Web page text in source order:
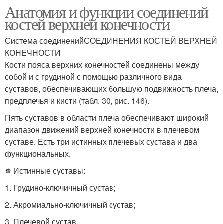
Анатомия и функции соединений
костей верхней конечности
Система соединенийСОЕДИНЕНИЯ КОСТЕЙ ВЕРХНЕЙ
КОНЕЧНОСТИ
Кости пояса верхних конечностей соединены между
собой и с грудиной с помощью различного вида
суставов, обеспечивающих большую подвижность плеча,
предплечья и кисти (табл. 30, рис. 146).
Пять суставов в области плеча обеспечивают широкий
диапазон движений верхней конечности в плечевом
суставе. Есть три истинных плечевых сустава и два
функциональных.
✵ Истинные суставы:
1. Грудино-ключичный сустав;
2. Акромиально-ключичный сустав;
3. Плечевой сустав.